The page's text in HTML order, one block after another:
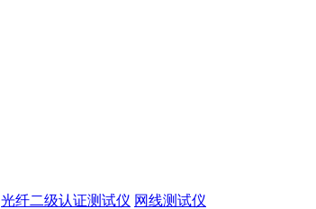
光纤二级认证测试仪 网线测试仪